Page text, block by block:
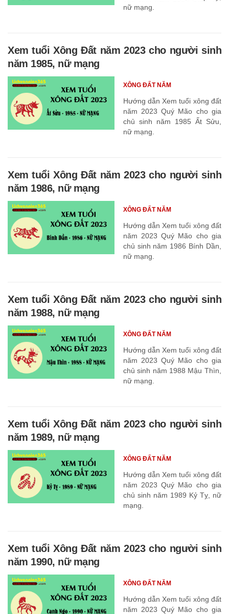
nữ mạng.
Xem tuổi Xông Đất năm 2023 cho người sinh
năm 1985, nữ mạng
Hướng dẫn Xem tuổi xông đất
năm 2023 Quý Mão cho gia
chủ sinh năm 1985 Ất Sửu,
nữ mạng.
XÔNG ĐẤT NĂM
Xem tuổi Xông Đất năm 2023 cho người sinh
năm 1986, nữ mạng
Hướng dẫn Xem tuổi xông đất
năm 2023 Quý Mão cho gia
chủ sinh năm 1986 Bính Dần,
nữ mạng.
XÔNG ĐẤT NĂM
Xem tuổi Xông Đất năm 2023 cho người sinh
năm 1988, nữ mạng
Hướng dẫn Xem tuổi xông đất
năm 2023 Quý Mão cho gia
chủ sinh năm 1988 Mậu Thìn,
nữ mạng.
XÔNG ĐẤT NĂM
Xem tuổi Xông Đất năm 2023 cho người sinh
năm 1989, nữ mạng
Hướng dẫn Xem tuổi xông đất
năm 2023 Quý Mão cho gia
chủ sinh năm 1989 Kỷ Tỵ, nữ
mạng.
XÔNG ĐẤT NĂM
Xem tuổi Xông Đất năm 2023 cho người sinh
năm 1990, nữ mạng
Hướng dẫn Xem tuổi xông đất
năm 2023 Quý Mão cho gia
XÔNG ĐẤT NĂM